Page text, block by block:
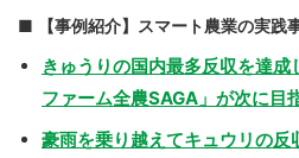
【事例紹介】スマート農業の実践
きゅうりの国内最多反収を達
ファーム全農SAGA」が次に目
豪雨を乗り越えてキュウリの